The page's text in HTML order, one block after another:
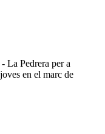
La Pedrera per a
en el marc de